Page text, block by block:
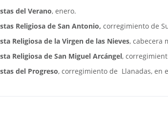
del Verano, enero.
Religiosa de San Antonio, corregimiento de
Religiosa de la Virgen de las Nieves, cabecera
Religiosa de San Miguel Arcángel,
del Progreso, corregimiento de Llanadas, en